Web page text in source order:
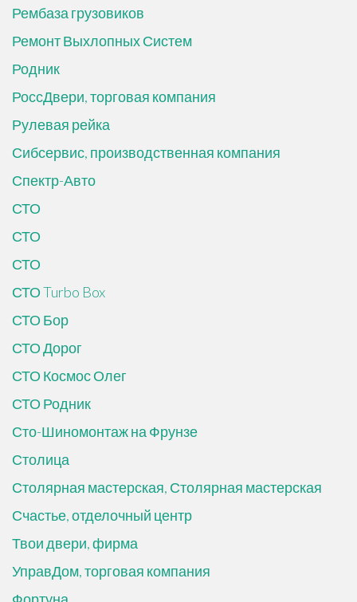
Рембаза грузовиков
Ремонт Выхлопных Систем
Родник
РоссДвери, торговая компания
Рулевая рейка
Сибсервис, производственная компания
Спектр-Авто
СТО
СТО
СТО
СТО Turbo Box
СТО Бор
СТО Дорог
СТО Космос Олег
СТО Родник
Сто-Шиномонтаж на Фрунзе
Столица
Столярная мастерская, Столярная мастерская
Счастье, отделочный центр
Твои двери, фирма
УправДом, торговая компания